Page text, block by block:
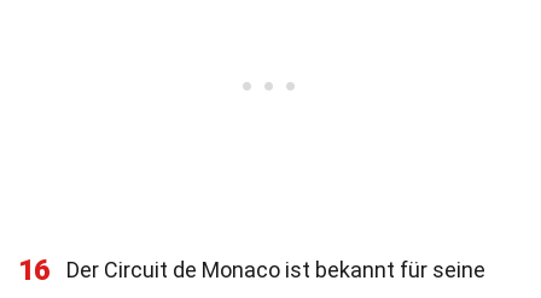
16
Der Circuit de Monaco ist bekannt für seine